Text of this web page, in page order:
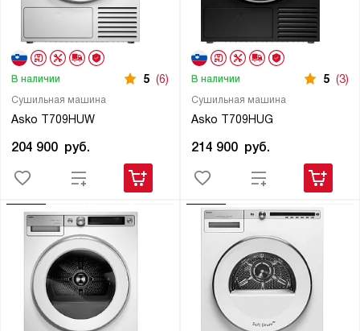
Сушильная машина
Asko T709HUW
В наличии 5 (6)
204 900 руб.
Сушильная машина
Asko T709HUG
В наличии 5 (3)
214 900 руб.